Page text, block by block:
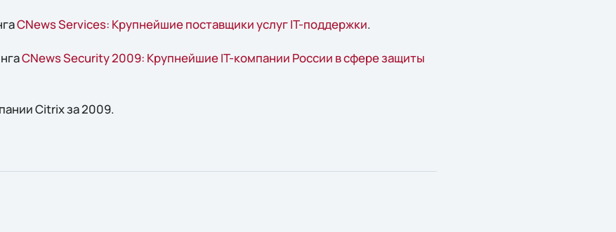
CNews Services: Крупнейшие поставщики услуг IT-поддержки.
CNews Security 2009: Крупнейшие IT-компании России в сфере защиты
Citrix за 2009.